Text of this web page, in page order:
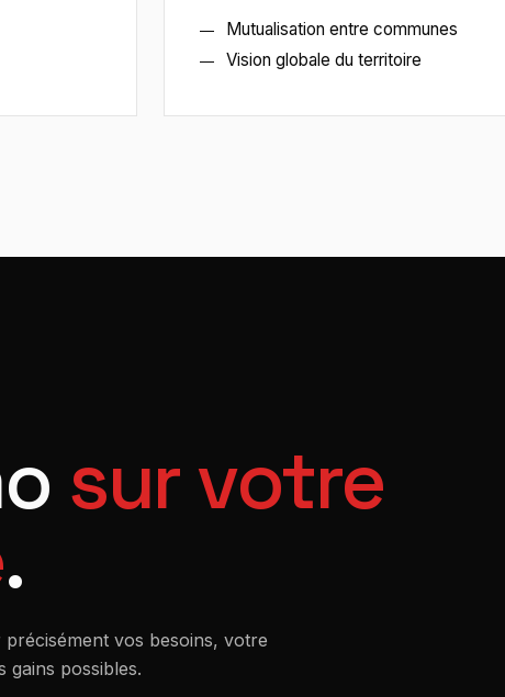
Mutualisation entre communes
Vision globale du territoire
sur votre
.
vos besoins, votre
gains possibles.